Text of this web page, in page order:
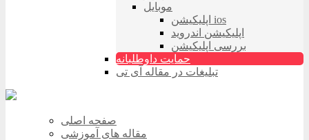
موبایل
اپلیکیشن ios
اپلیکیشن اندروید
بررسی اپلیکیشن
حمایت داوطلبانه
تبلیغات در مقاله آی تی
صفحه اصلی
مقاله های آموزشی